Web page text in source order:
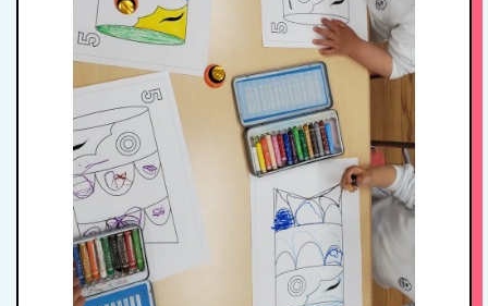
アクセス
お問い合わせ
病児保育について